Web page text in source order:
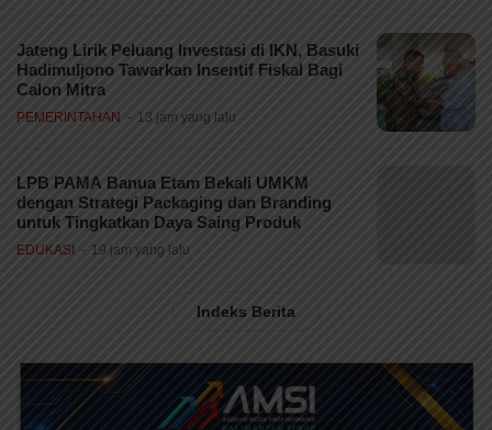
Jateng Lirik Peluang Investasi di IKN, Basuki
Hadimuljono Tawarkan Insentif Fiskal Bagi
Calon Mitra
PEMERINTAHAN 13 jam yang lalu
LPB PAMA Banua Etam Bekali UMKM
dengan Strategi Packaging dan Branding
untuk Tingkatkan Daya Saing Produk
EDUKASI 19 jam yang lalu
Indeks Berita